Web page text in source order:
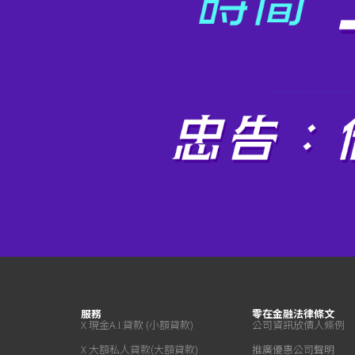
服務
X 現金A.I.貸款 (小額貸款)
X 大額私人貸款(大額貸款)
零在金融
公司資訊
推廣優惠
法律條文
放債人條例
公司聲明